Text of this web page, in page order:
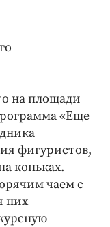
на площади
«Еще
фигуристов,
коньках.
чаем с
них